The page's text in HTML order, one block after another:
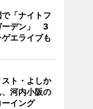
「ナイトフ
ーデン」 3
エライブも
ト・よしか
河内小阪の
イング